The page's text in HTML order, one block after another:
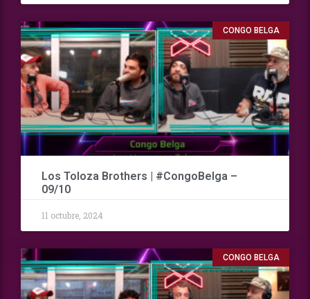
CONGO BELGA
Los Toloza Brothers | #CongoBelga –
09/10
11 octubre, 2024
CONGO BELGA